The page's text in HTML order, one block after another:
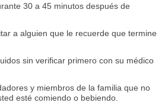
30 a 45 minutos después de
a alguien que le recuerde que termine
sin verificar primero con su médico
y miembros de la familia que no
esté comiendo o bebiendo.